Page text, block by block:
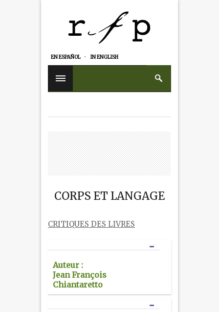
EN ESPAÑOL IN ENGLISH
CORPS ET LANGAGE
CRITIQUES DES LIVRES
Auteur :
Jean François
Chiantaretto